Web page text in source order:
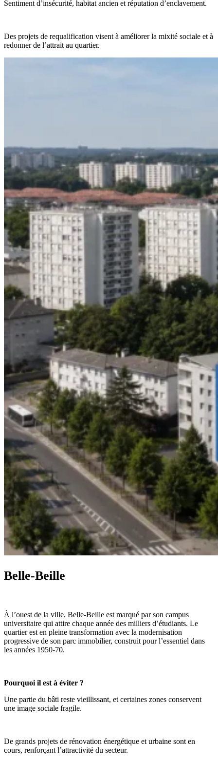
Sentiment d’insécurité, habitat ancien et réputation d’enclavement.
Des projets de requalification visent à améliorer la mixité sociale et à
redonner de l’attrait au quartier.
Belle-Beille
À l’ouest de la ville, Belle-Beille est marqué par son campus
universitaire qui attire chaque année des milliers d’étudiants. Le
quartier est en pleine transformation avec la modernisation
progressive de son parc immobilier, construit pour l’essentiel dans
les années 1950-70.
Pourquoi il est à éviter ?
Une partie du bâti reste vieillissant, et certaines zones conservent
une image sociale fragile.
De grands projets de rénovation énergétique et urbaine sont en
cours, renforçant l’attractivité du secteur.